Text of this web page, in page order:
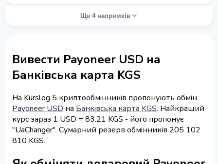
Ще 4 напрямків
Вивести Payoneer USD на
Банківська карта KGS
На Kurslog 5 криптообмінників пропонують обмін
Payoneer USD на Банківська карта KGS. Найкращий
курс зараз 1 USD = 83.21 KGS - його пропонує
"UaChanger". Сумарний резерв обмінників 205 102
810 KGS.